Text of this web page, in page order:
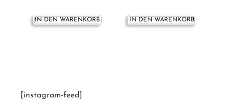
IN DEN WARENKORB IN DEN WARENKORB
[instagram-feed]